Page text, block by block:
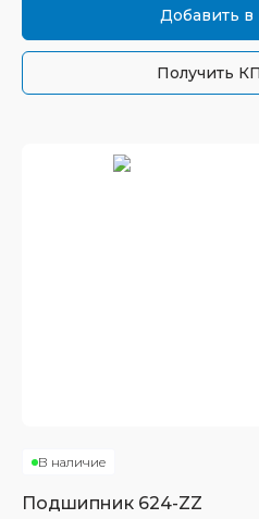
Добавить в
Получить
В наличие
Подшипник 624-ZZ